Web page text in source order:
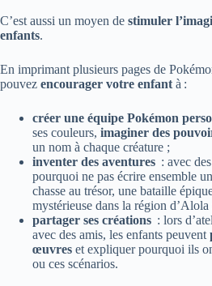
C’est aussi un moyen de stimuler
enfants.
En imprimant plusieurs pages de
pouvez encourager votre enfant à :
créer une équipe Pokémon
ses couleurs, imaginer des
un nom à chaque créature ;
inventer des aventures : avec
pourquoi ne pas écrire ensemble
chasse au trésor, une bataille
mystérieuse dans la région d’Alola
partager ses créations : lors
avec des amis, les enfants peuvent
œuvres et expliquer pourquoi ils
ou ces scénarios.